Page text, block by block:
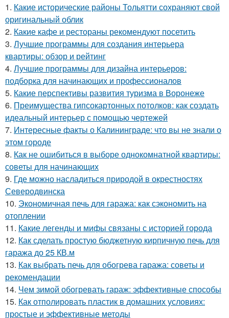
1. Какие исторические районы Тольятти сохраняют свой
оригинальный облик
2. Какие кафе и рестораны рекомендуют посетить
3. Лучшие программы для создания интерьера
квартиры: обзор и рейтинг
4. Лучшие программы для дизайна интерьеров:
подборка для начинающих и профессионалов
5. Какие перспективы развития туризма в Воронеже
6. Преимущества гипсокартонных потолков: как создать
идеальный интерьер с помощью чертежей
7. Интересные факты о Калининграде: что вы не знали о
этом городе
8. Как не ошибиться в выборе однокомнатной квартиры:
советы для начинающих
9. Где можно насладиться природой в окрестностях
Северодвинска
10. Экономичная печь для гаража: как сэкономить на
отоплении
11. Какие легенды и мифы связаны с историей города
12. Как сделать простую бюджетную кирпичную печь для
гаража до 25 КВ.м
13. Как выбрать печь для обогрева гаража: советы и
рекомендации
14. Чем зимой обогревать гараж: эффективные способы
15. Как отполировать пластик в домашних условиях:
простые и эффективные методы